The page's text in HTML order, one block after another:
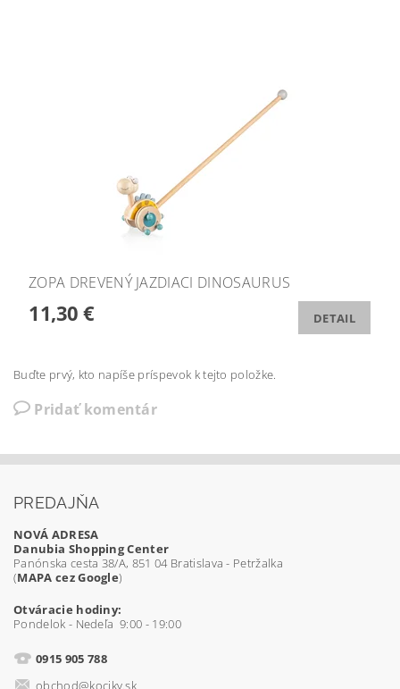
ZOPA DREVENÝ JAZDIACI DINOSAURUS
11,30 € DETAIL
Buďte prvý, kto napíše príspevok k tejto položke.
Pridať komentár
PREDAJŇA
NOVÁ ADRESA
Danubia Shopping Center
Panónska cesta 38/A, 851 04 Bratislava - Petržalka
(MAPA cez Google)
Otváracie hodiny:
Pondelok - Nedeľa 9:00 - 19:00
0915 905 788
obchod@kociky.sk